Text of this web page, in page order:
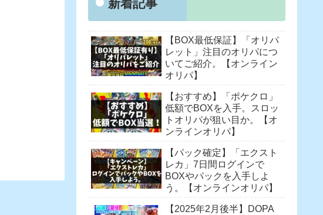
新着記事
【BOX最低保証】「オリパ
レット」注目のオリパにつ
いてご紹介。【オンライン
オリパ】
【おすすめ】「ポケクロ」
低額でBOXを入手。スロッ
トオリパが狙い目か。【オ
ンラインオリパ】
【パック確定】「エクスト
レカ」7日間ログインで
BOXやパックを入手しよ
う。【オンラインオリパ】
【2025年2月後半】DOPA